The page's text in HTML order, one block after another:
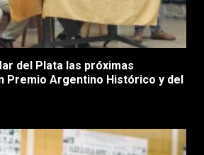
del Plata las próximas
Premio Argentino Histórico y del